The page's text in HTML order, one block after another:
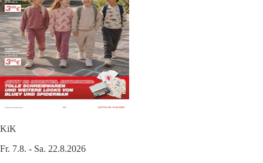
KiK
Fr. 7.8. - Sa. 22.8.2026